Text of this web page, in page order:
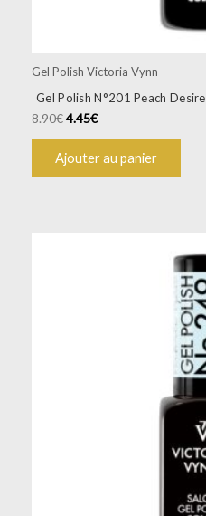
Gel Polish Victoria Vynn
Gel Polish N°201 Peach Desire
8.90€4.45€
Ajouter au panier